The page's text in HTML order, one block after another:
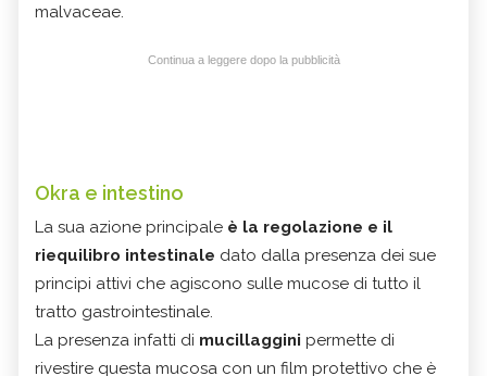
malvaceae.
Continua a leggere dopo la pubblicità
Okra e intestino
La sua azione principale è la regolazione e il
riequilibro intestinale dato dalla presenza dei sue
principi attivi che agiscono sulle mucose di tutto il
tratto gastrointestinale.
La presenza infatti di mucillaggini permette di
rivestire questa mucosa con un film protettivo che è